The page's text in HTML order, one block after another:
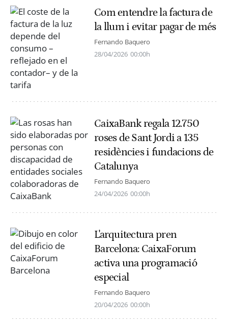
Com entendre la factura de
la llum i evitar pagar de més
Fernando Baquero
28/04/2026 00:00h
CaixaBank regala 12.750
roses de Sant Jordi a 135
residències i fundacions de
Catalunya
Fernando Baquero
24/04/2026 00:00h
L'arquitectura pren
Barcelona: CaixaForum
activa una programació
especial
Fernando Baquero
20/04/2026 00:00h